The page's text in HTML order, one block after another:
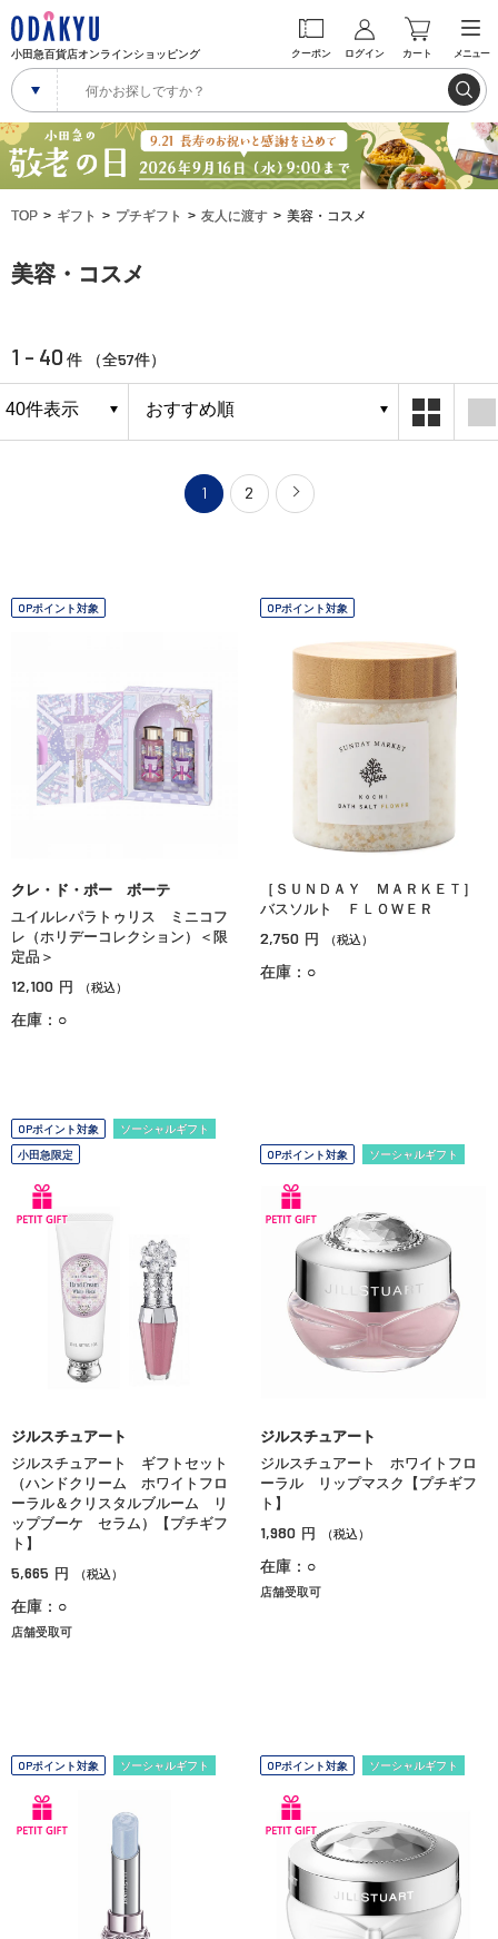
小田急百貨店オンラインショッピング クーポン ログイン カート メニュー
TOP ギフト プチギフト 友人に渡す 美容・コスメ
美容・コスメ
1 - 40 件 （全57件）
1 2
OPポイント対象
クレ・ド・ポー ボーテ
ユイルレパラトゥリス ミニコフ
レ（ホリデーコレクション）＜限
定品＞
12,100 円 （税込）
在庫：○
OPポイント対象
［ＳＵＮＤＡＹ ＭＡＲＫＥＴ］
バスソルト ＦＬＯＷＥＲ
2,750 円 （税込）
在庫：○
OPポイント対象
ソーシャルギフト
小田急限定
ジルスチュアート
ジルスチュアート ギフトセット
（ハンドクリーム ホワイトフロ
ーラル＆クリスタルブルーム リ
ップブーケ セラム）【プチギフ
ト】
5,665 円 （税込）
在庫：○
店舗受取可
OPポイント対象 ソーシャルギフト
ジルスチュアート
ジルスチュアート ホワイトフロ
ーラル リップマスク【プチギフ
ト】
1,980 円 （税込）
在庫：○
店舗受取可
OPポイント対象 ソーシャルギフト OPポイント対象 ソーシャルギフト